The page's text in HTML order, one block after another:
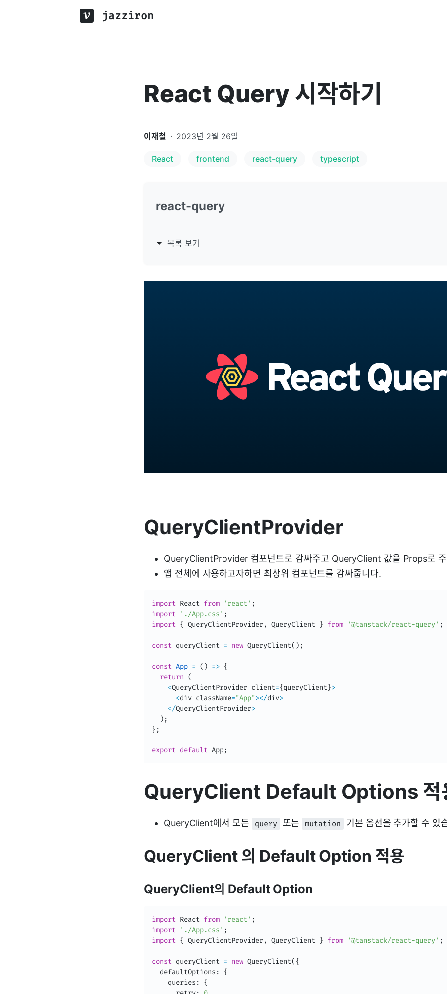
jazziron
React Query 시작하기
이재철 · 2023년 2월 26일
React frontend react-query typescript
react-query
목록 보기
QueryClientProvider
QueryClientProvider 컴포넌트로 감싸주고 QueryClient 값을 Props로 주
앱 전체에 사용하고자하면 최상위 컴포넌트를 감싸줍니다.
import React from 'react' ;
import
'./App.css' ;
import { QueryClientProvider, QueryClient } from '@tanstack/react-query' ;
const queryClient = new QueryClient( ) ;
const App = ( ) => {
return (
<QueryClientProvider client={queryClient}>
<div className="App"></div>
</QueryClientProvider>
) ;
} ;
export default App;
QueryClient Default Options 적
QueryClient에서 모든 query 또는 mutation 기본 옵션을 추가할 수 있
QueryClient 의 Default Option 적용
QueryClient의 Default Option
import React from 'react' ;
import
'./App.css' ;
import { QueryClientProvider, QueryClient } from '@tanstack/react-query' ;
const queryClient = new QueryClient({
  defaultOptions
:
{
    queries
:
{